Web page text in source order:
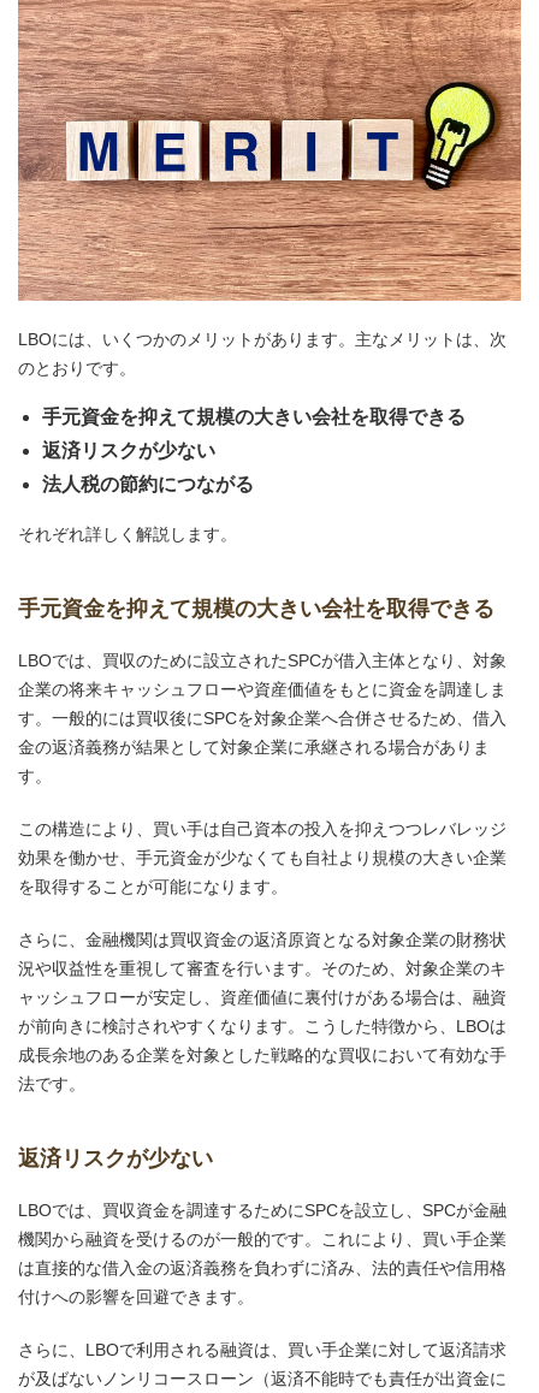
LBOには、いくつかのメリットがあります。主なメリットは、次
のとおりです。
手元資金を抑えて規模の大きい会社を取得できる
返済リスクが少ない
法人税の節約につながる
それぞれ詳しく解説します。
手元資金を抑えて規模の大きい会社を取得できる
LBOでは、買収のために設立されたSPCが借入主体となり、対象
企業の将来キャッシュフローや資産価値をもとに資金を調達しま
す。一般的には買収後にSPCを対象企業へ合併させるため、借入
金の返済義務が結果として対象企業に承継される場合がありま
す。
この構造により、買い手は自己資本の投入を抑えつつレバレッジ
効果を働かせ、手元資金が少なくても自社より規模の大きい企業
を取得することが可能になります。
さらに、金融機関は買収資金の返済原資となる対象企業の財務状
況や収益性を重視して審査を行います。そのため、対象企業のキ
ャッシュフローが安定し、資産価値に裏付けがある場合は、融資
が前向きに検討されやすくなります。こうした特徴から、LBOは
成長余地のある企業を対象とした戦略的な買収において有効な手
法です。
返済リスクが少ない
LBOでは、買収資金を調達するためにSPCを設立し、SPCが金融
機関から融資を受けるのが一般的です。これにより、買い手企業
は直接的な借入金の返済義務を負わずに済み、法的責任や信用格
付けへの影響を回避できます。
さらに、LBOで利用される融資は、買い手企業に対して返済請求
が及ばないノンリコースローン（返済不能時でも責任が出資金に